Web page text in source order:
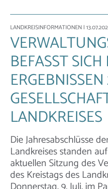
LANDKREISINFORMATIONEN |
BEFASST
LANDKREISES
Die Jahresabschlüsse
Landkreises standen
aktuellen Sitzung des
des Kreistags des